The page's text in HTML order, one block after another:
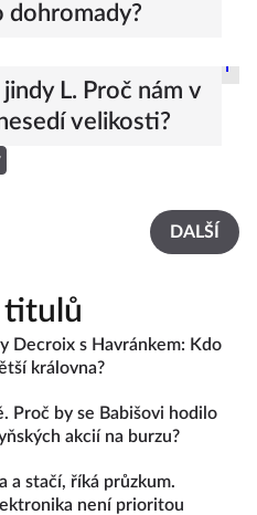
dohromady?
L. Proč nám v
velikosti?
DALŠÍ
titulů
Decroix s Havránkem: Kdo
královna?
Proč by se Babišovi hodilo
akcií na burzu?
a stačí, říká průzkum.
není prioritou